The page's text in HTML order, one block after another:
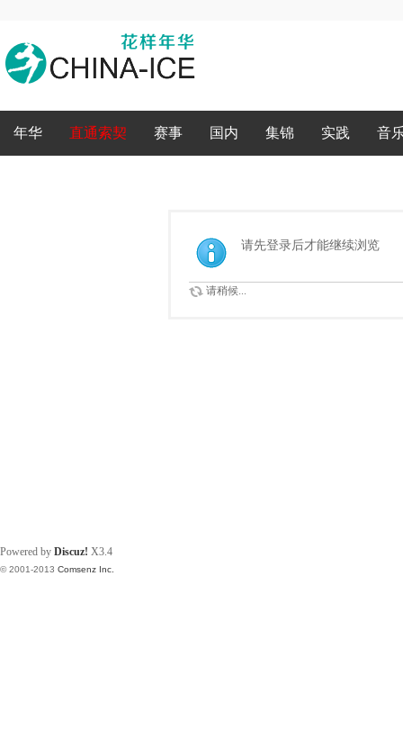
年华 直通索契 赛事 国内 集锦 实践 音
请先登录后才能继续浏览
请稍候...
Powered by Discuz! X3.4
© 2001-2013 Comsenz Inc.